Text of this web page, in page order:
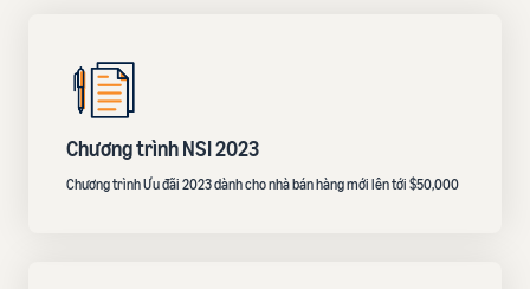
Chương trình NSI 2023
Chương trình Ưu đãi 2023 dành cho nhà bán hàng mới lên tới $50,000